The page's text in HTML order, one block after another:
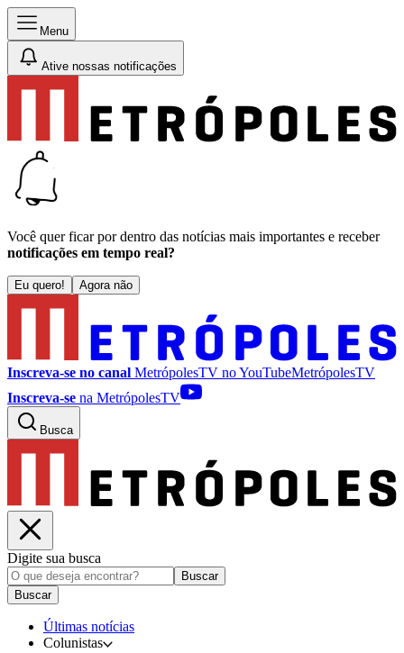
Menu
Ative nossas notificações
Você quer ficar por dentro das notícias mais importantes e receber
notificações em tempo real?
Eu quero! Agora não
Inscreva-se no canal MetrópolesTV noYouTubeMetrópolesTV
Inscreva-se na MetrópolesTV
Busca
Digite sua busca
Buscar
Buscar
Últimas notícias
Colunistas